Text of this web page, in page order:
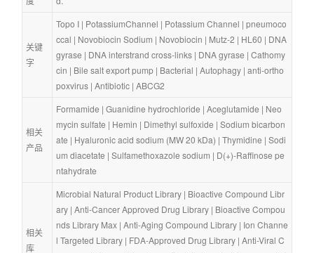
关键
字
Topo I | PotassiumChannel | Potassium Channel | pneumoco
ccal | Novobiocin Sodium | Novobiocin | Mutz-2 | HL60 | DNA
gyrase | DNA interstrand cross-links | DNA gyrase | Cathomy
cin | Bile salt export pump | Bacterial | Autophagy | anti-ortho
poxvirus | Antibiotic | ABCG2
相关
产品
Formamide | Guanidine hydrochloride | Aceglutamide | Neo
mycin sulfate | Hemin | Dimethyl sulfoxide | Sodium bicarbon
ate | Hyaluronic acid sodium (MW 20 kDa) | Thymidine | Sodi
um diacetate | Sulfamethoxazole sodium | D(+)-Raffinose pe
ntahydrate
相关
库
Microbial Natural Product Library | Bioactive Compound Libr
ary | Anti-Cancer Approved Drug Library | Bioactive Compou
nds Library Max | Anti-Aging Compound Library | Ion Channe
l Targeted Library | FDA-Approved Drug Library | Anti-Viral C